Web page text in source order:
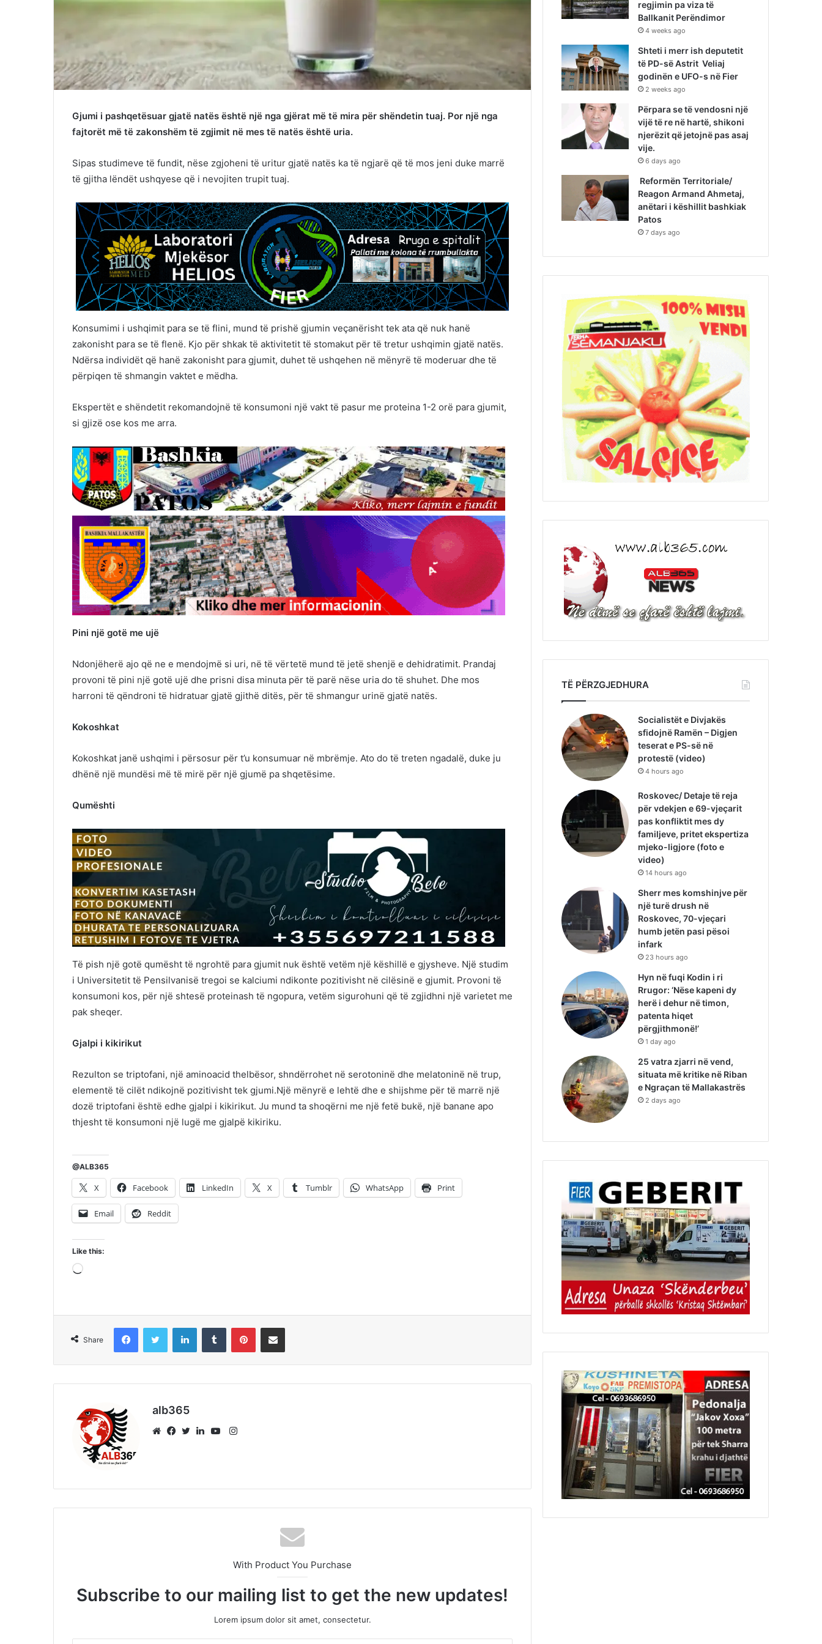
Gjumi i pashqetësuar gjatë natës është një nga gjërat më të mira për shëndetin tuaj. Por një nga
fajtorët më të zakonshëm të zgjimit në mes të natës është uria.
Sipas studimeve të fundit, nëse zgjoheni të uritur gjatë natës ka të ngjarë që të mos jeni duke marrë
të gjitha lëndët ushqyese që i nevojiten trupit tuaj.
Konsumimi i ushqimit para se të flini, mund të prishë gjumin veçanërisht tek ata që nuk hanë
zakonisht para se të flenë. Kjo për shkak të aktivitetit të stomakut për të tretur ushqimin gjatë natës.
Ndërsa individët që hanë zakonisht para gjumit, duhet të ushqehen në mënyrë të moderuar dhe të
përpiqen të shmangin vaktet e mëdha.
Ekspertët e shëndetit rekomandojnë të konsumoni një vakt të pasur me proteina 1-2 orë para gjumit,
si gjizë ose kos me arra.
Pini një gotë me ujë
Ndonjëherë ajo që ne e mendojmë si uri, në të vërtetë mund të jetë shenjë e dehidratimit. Prandaj
provoni të pini një gotë ujë dhe prisni disa minuta për të parë nëse uria do të shuhet. Dhe mos
harroni të qëndroni të hidratuar gjatë gjithë ditës, për të shmangur urinë gjatë natës.
Kokoshkat
Kokoshkat janë ushqimi i përsosur për t’u konsumuar në mbrëmje. Ato do të treten ngadalë, duke ju
dhënë një mundësi më të mirë për një gjumë pa shqetësime.
Qumështi
Të pish një gotë qumësht të ngrohtë para gjumit nuk është vetëm një këshillë e gjysheve. Një studim
i Universitetit të Pensilvanisë tregoi se kalciumi ndikonte pozitivisht në cilësinë e gjumit. Provoni të
konsumoni kos, për një shtesë proteinash të ngopura, vetëm sigurohuni që të zgjidhni një varietet me
pak sheqer.
Gjalpi i kikirikut
Rezulton se triptofani, një aminoacid thelbësor, shndërrohet në serotoninë dhe melatoninë në trup,
elementë të cilët ndikojnë pozitivisht tek gjumi.Një mënyrë e lehtë dhe e shijshme për të marrë një
dozë triptofani është edhe gjalpi i kikirikut. Ju mund ta shoqërni me një fetë bukë, një banane apo
thjesht të konsumoni një lugë me gjalpë kikiriku.
@ALB365
X Facebook LinkedIn X Tumblr WhatsApp Print
Email Reddit
Like this:
Loading…
Share
FacebookTwitter LinkedInTumblr PinterestShare via Email
alb365
Instagram
With Product You Purchase
Subscribe to our mailing list to get the new updates!
Lorem ipsum dolor sit amet, consectetur.
regjimin pa viza të
Ballkanit Perëndimor
4 weeks ago
Shteti i merr ish deputetit
të PD-së Astrit Veliaj
godinën e UFO-s në Fier
2 weeks ago
Përpara se të vendosni një
vijë të re në hartë, shikoni
njerëzit që jetojnë pas asaj
vije.
6 days ago
Reformën Territoriale/
Reagon Armand Ahmetaj,
anëtari i këshillit bashkiak
Patos
7 days ago
TË PËRZGJEDHURA
Socialistët e Divjakës
sfidojnë Ramën – Digjen
teserat e PS-së në
protestë (video)
4 hours ago
Roskovec/ Detaje të reja
për vdekjen e 69-vjeçarit
pas konfliktit mes dy
familjeve, pritet ekspertiza
mjeko-ligjore (foto e
video)
14 hours ago
Sherr mes komshinjve për
një turë drush në
Roskovec, 70-vjeçari
humb jetën pasi pësoi
infark
23 hours ago
Hyn në fuqi Kodin i ri
Rrugor: ‘Nëse kapeni dy
herë i dehur në timon,
patenta hiqet
përgjithmonë!’
1 day ago
25 vatra zjarri në vend,
situata më kritike në Riban
e Ngraçan të Mallakastrës
2 days ago